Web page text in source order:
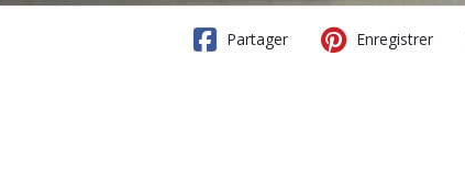
Partager Enregistrer